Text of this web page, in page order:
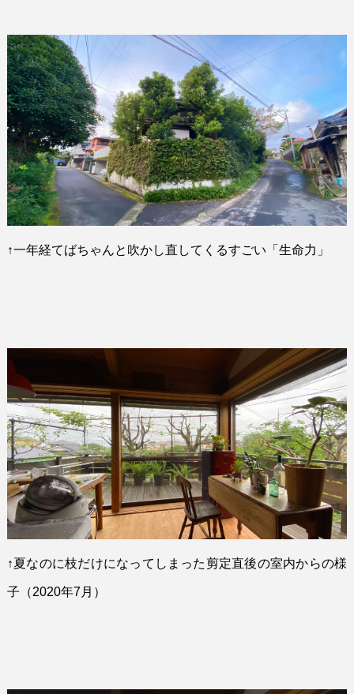
↑一年経てばちゃんと吹かし直してくるすごい「生命力」
↑夏なのに枝だけになってしまった剪定直後の室内からの様
子（2020年7 月）